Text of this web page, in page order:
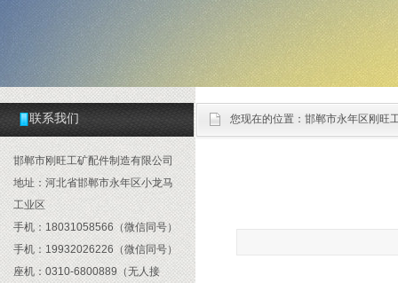
您现在的位置： 邯郸市永年区刚旺
联系我们
邯郸市刚旺工矿配件制造有限公司
地址：河北省邯郸市永年区小龙马
工业区
手机：18031058566（微信同号）
手机：19932026226（微信同号）
座机：0310-6800889（无人接